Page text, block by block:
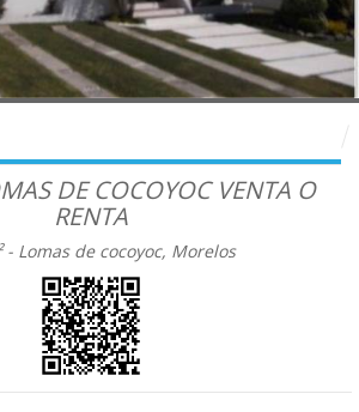
DE COCOYOC VENTA O
RENTA
- Lomas de cocoyoc, Morelos